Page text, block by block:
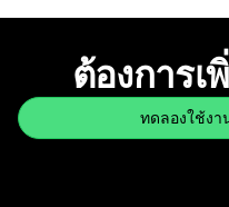
ต้องการ
ทดลองใช้ง